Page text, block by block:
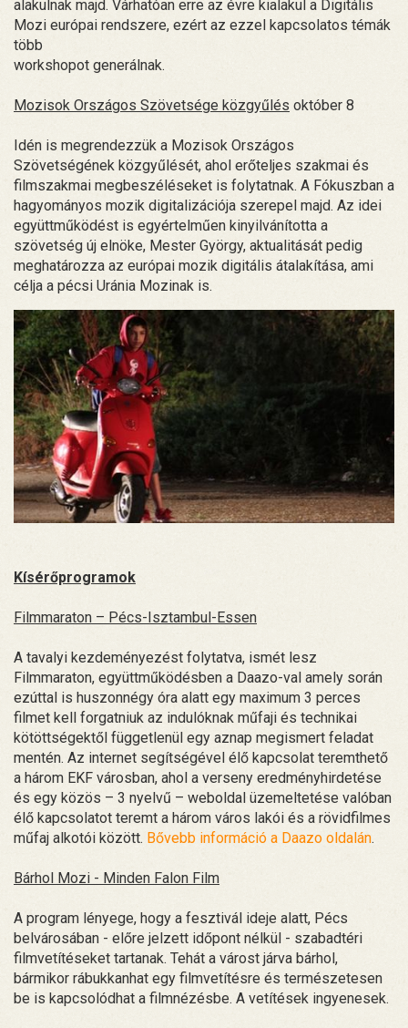
alakulnak majd. Várhatóan erre az évre kialakul a Digitális
Mozi európai rendszere, ezért az ezzel kapcsolatos témák
több
workshopot generálnak.
Mozisok Országos Szövetsége közgyűlés október 8
Idén is megrendezzük a Mozisok Országos
Szövetségének közgyűlését, ahol erőteljes szakmai és
filmszakmai megbeszéléseket is folytatnak. A Fókuszban a
hagyományos mozik digitalizációja szerepel majd. Az idei
együttműködést is egyértelműen kinyilvánította a
szövetség új elnöke, Mester György, aktualitását pedig
meghatározza az európai mozik digitális átalakítása, ami
célja a pécsi Uránia Mozinak is.
Kísérőprogramok
Filmmaraton – Pécs-Isztambul-Essen
A tavalyi kezdeményezést folytatva, ismét lesz
Filmmaraton, együttműködésben a Daazo-val amely során
ezúttal is huszonnégy óra alatt egy maximum 3 perces
filmet kell forgatniuk az indulóknak műfaji és technikai
kötöttségektől függetlenül egy aznap megismert feladat
mentén. Az internet segítségével élő kapcsolat teremthető
a három EKF városban, ahol a verseny eredményhirdetése
és egy közös – 3 nyelvű – weboldal üzemeltetése valóban
élő kapcsolatot teremt a három város lakói és a rövidfilmes
műfaj alkotói között. Bővebb információ a Daazo oldalán.
Bárhol Mozi - Minden Falon Film
A program lényege, hogy a fesztivál ideje alatt, Pécs
belvárosában - előre jelzett időpont nélkül - szabadtéri
filmvetítéseket tartanak. Tehát a várost járva bárhol,
bármikor rábukkanhat egy filmvetítésre és természetesen
be is kapcsolódhat a filmnézésbe. A vetítések ingyenesek.